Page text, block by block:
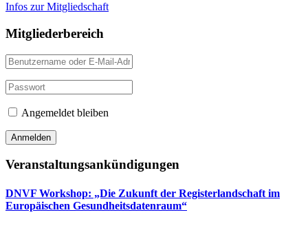
Infos zur Mitgliedschaft
Mitgliederbereich
Angemeldet bleiben
Veranstaltungsankündigungen
DNVF Workshop: „Die Zukunft der Registerlandschaft im
Europäischen Gesundheitsdatenraum“